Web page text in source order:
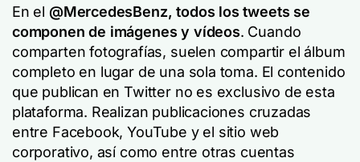
En el @MercedesBenz,todos los tweets se
componen de imágenes y vídeos. Cuando
comparten fotografías, suelen compartir el álbum
completo en lugar de una sola toma. El contenido
que publican en Twitter no es exclusivo de esta
plataforma. Realizan publicaciones cruzadas
entre Facebook, YouTube y el sitio web
corporativo, así como entre otras cuentas